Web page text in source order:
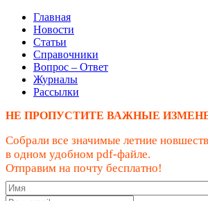
Главная
Новости
Статьи
Справочники
Вопрос – Ответ
Журналы
Рассылки
НЕ ПРОПУСТИТЕ ВАЖНЫЕ
Собрали все значимые летние
в одном удобном pdf-файле.
Отправим на почту бесплатно!